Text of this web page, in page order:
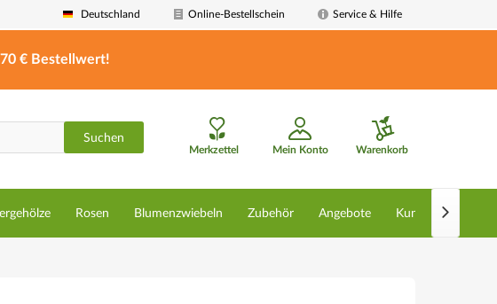
Deutschland Online-Bestellschein Service & Hilfe
€ Bestellwert!
Suchen
Merkzettel Mein Konto Warenkorb
Rosen Blumenzwiebeln Zubehör Angebote Kunstpflanzen
